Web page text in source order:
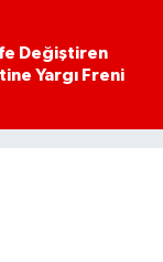
Değiştiren
Yargı Freni